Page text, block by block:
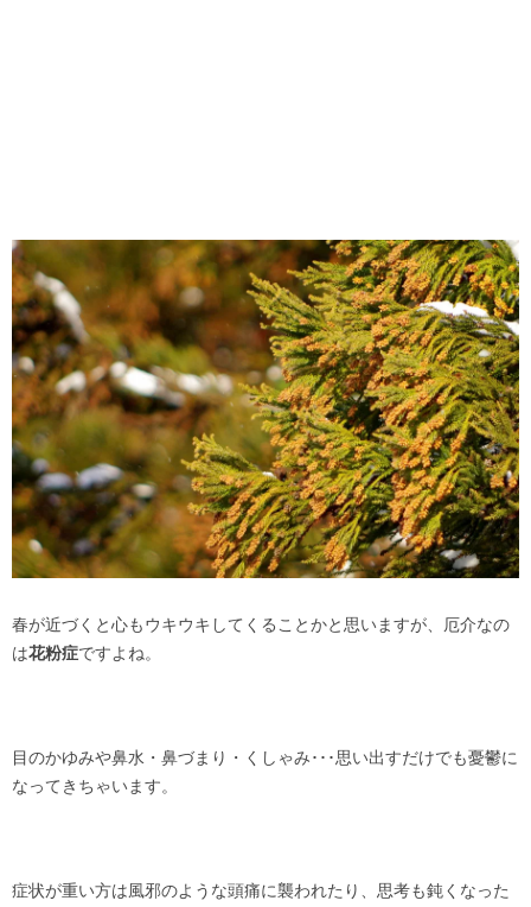
春が近づくと心もウキウキしてくることかと思いますが、厄介なの
は花粉症ですよね。
目のかゆみや鼻水・鼻づまり・くしゃみ･･･思い出すだけでも憂鬱に
なってきちゃいます。
症状が重い方は風邪のような頭痛に襲われたり、思考も鈍くなった